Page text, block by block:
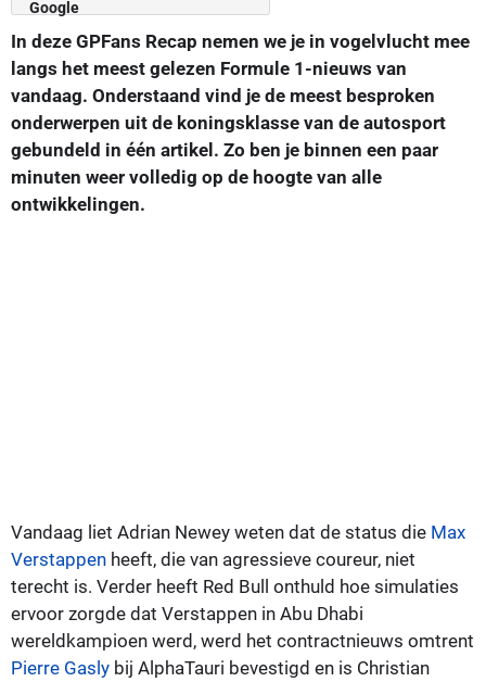
In deze GPFans Recap nemen we je in vogelvlucht mee
langs het meest gelezen Formule 1-nieuws van
vandaag. Onderstaand vind je de meest besproken
onderwerpen uit de koningsklasse van de autosport
gebundeld in één artikel. Zo ben je binnen een paar
minuten weer volledig op de hoogte van alle
ontwikkelingen.
Vandaag liet Adrian Newey weten dat de status die Max
Verstappen heeft, die van agressieve coureur, niet
terecht is. Verder heeft Red Bull onthuld hoe simulaties
ervoor zorgde dat Verstappen in Abu Dhabi
wereldkampioen werd, werd het contractnieuws omtrent
Pierre Gasly bij AlphaTauri bevestigd en is Christian